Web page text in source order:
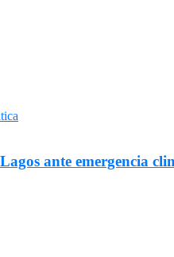
ante emergencia